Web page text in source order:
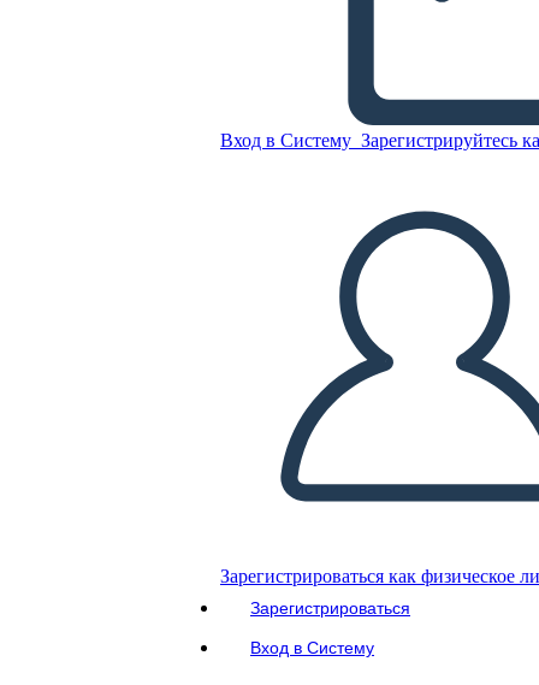
Вход в Систему Зарегистрируйтесь
Зарегистрироваться как физическое
Зарегистрироваться
Вход в Систему
Información del Proceso-1
СОЗДАТЬ РАСКАДРОВКУ
ВОСПРОИЗВЕСТИ СЛАЙД-ШОУ
ПОЧИТАЙ МНЕ